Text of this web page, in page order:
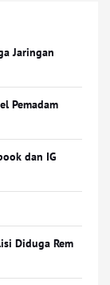
Jaringan
Pemadam
dan IG
Diduga Rem